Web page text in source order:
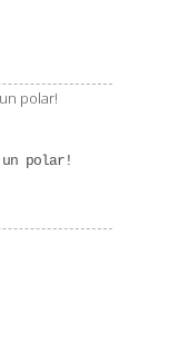
un polar!